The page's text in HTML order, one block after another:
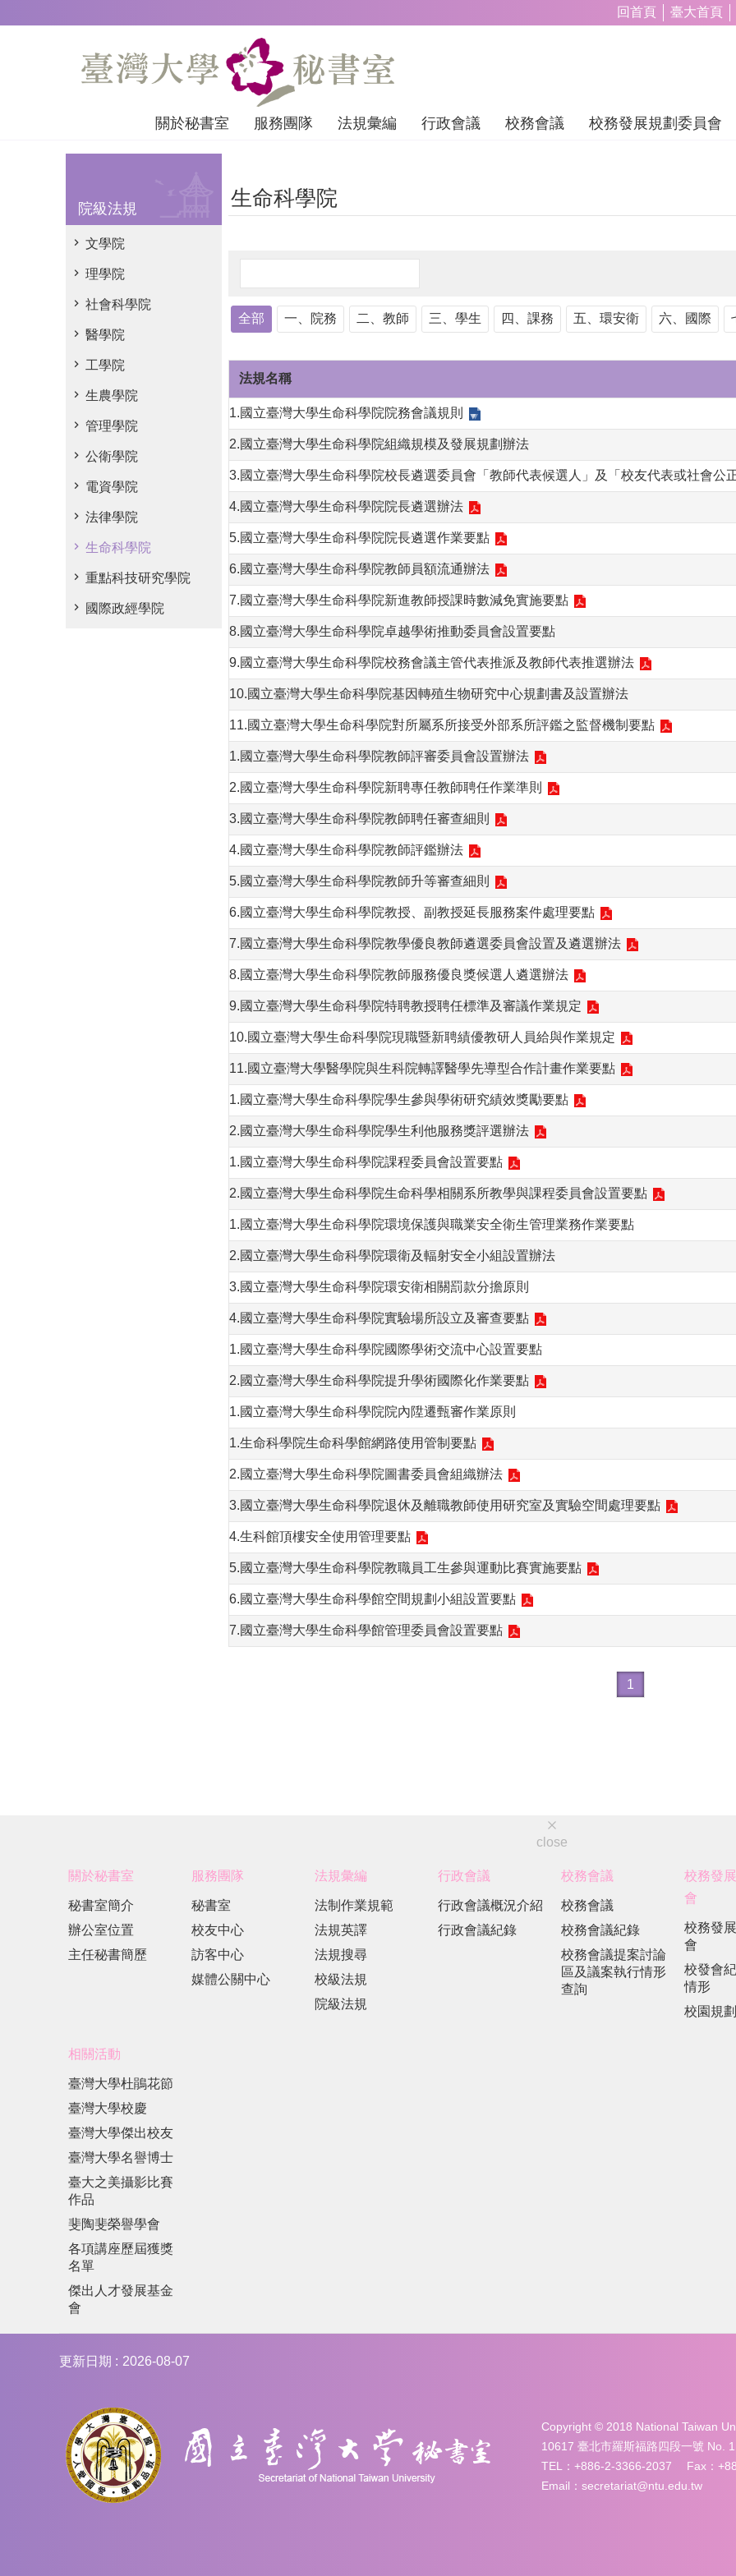
回首頁 臺大首頁
關於秘書室 服務團隊 法規彙編 行政會議 校務會議 校務發展規劃委員會
院級法規
文學院
理學院
社會科學院
醫學院
工學院
生農學院
管理學院
公衛學院
電資學院
法律學院
生命科學院
重點科技研究學院
國際政經學院
生命科學院
全部 一、院務 二、教師 三、學生 四、課務 五、環安衛 六、國際
法規名稱
1.國立臺灣大學生命科學院院務會議規則
2.國立臺灣大學生命科學院組織規模及發展規劃辦法
3.國立臺灣大學生命科學院校長遴選委員會「教師代表候選人」及「校友代表或社會公
4.國立臺灣大學生命科學院院長遴選辦法
5.國立臺灣大學生命科學院院長遴選作業要點
6.國立臺灣大學生命科學院教師員額流通辦法
7.國立臺灣大學生命科學院新進教師授課時數減免實施要點
8.國立臺灣大學生命科學院卓越學術推動委員會設置要點
9.國立臺灣大學生命科學院校務會議主管代表推派及教師代表推選辦法
10.國立臺灣大學生命科學院基因轉殖生物研究中心規劃書及設置辦法
11.國立臺灣大學生命科學院對所屬系所接受外部系所評鑑之監督機制要點
1.國立臺灣大學生命科學院教師評審委員會設置辦法
2.國立臺灣大學生命科學院新聘專任教師聘任作業準則
3.國立臺灣大學生命科學院教師聘任審查細則
4.國立臺灣大學生命科學院教師評鑑辦法
5.國立臺灣大學生命科學院教師升等審查細則
6.國立臺灣大學生命科學院教授、副教授延長服務案件處理要點
7.國立臺灣大學生命科學院教學優良教師遴選委員會設置及遴選辦法
8.國立臺灣大學生命科學院教師服務優良獎候選人遴選辦法
9.國立臺灣大學生命科學院特聘教授聘任標準及審議作業規定
10.國立臺灣大學生命科學院現職暨新聘績優教研人員給與作業規定
11.國立臺灣大學醫學院與生科院轉譯醫學先導型合作計畫作業要點
1.國立臺灣大學生命科學院學生參與學術研究績效獎勵要點
2.國立臺灣大學生命科學院學生利他服務獎評選辦法
1.國立臺灣大學生命科學院課程委員會設置要點
2.國立臺灣大學生命科學院生命科學相關系所教學與課程委員會設置要點
1.國立臺灣大學生命科學院環境保護與職業安全衛生管理業務作業要點
2.國立臺灣大學生命科學院環衛及輻射安全小組設置辦法
3.國立臺灣大學生命科學院環安衛相關罰款分擔原則
4.國立臺灣大學生命科學院實驗場所設立及審查要點
1.國立臺灣大學生命科學院國際學術交流中心設置要點
2.國立臺灣大學生命科學院提升學術國際化作業要點
1.國立臺灣大學生命科學院院內陞遷甄審作業原則
1.生命科學院生命科學館網路使用管制要點
2.國立臺灣大學生命科學院圖書委員會組織辦法
3.國立臺灣大學生命科學院退休及離職教師使用研究室及實驗空間處理要點
4.生科館頂樓安全使用管理要點
5.國立臺灣大學生命科學院教職員工生參與運動比賽實施要點
6.國立臺灣大學生命科學館空間規劃小組設置要點
7.國立臺灣大學生命科學館管理委員會設置要點
1
close
關於秘書室
秘書室簡介
辦公室位置
主任秘書簡歷
服務團隊
秘書室
校友中心
訪客中心
媒體公關中心
法規彙編
法制作業規範
法規英譯
法規搜尋
校級法規
院級法規
行政會議
行政會議概況介紹
行政會議紀錄
校務會議
校務會議
校務會議紀錄
校務會議提案討論
區及議案執行情形
查詢
校務發
會
校務發
會
校發會
情形
校園規
相關活動
臺灣大學杜鵑花節
臺灣大學校慶
臺灣大學傑出校友
臺灣大學名譽博士
臺大之美攝影比賽
作品
斐陶斐榮譽學會
各項講座歷屆獲獎
名單
傑出人才發展基金
會
更新日期 2026-08-07
Copyright © 2018 National Taiwan
10617 臺北市羅斯福路四段一號 No.
TEL：+886-2-3366-2037 Fax：
Email：secretariat@ntu.edu.tw